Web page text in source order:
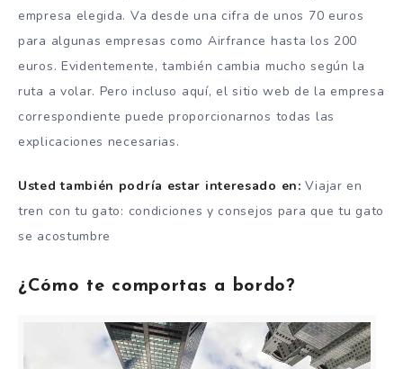
empresa elegida. Va desde una cifra de unos 70 euros
para algunas empresas como Airfrance hasta los 200
euros. Evidentemente, también cambia mucho según la
ruta a volar. Pero incluso aquí, el sitio web de la empresa
correspondiente puede proporcionarnos todas las
explicaciones necesarias.
Usted también podría estar interesado en: Viajar en
tren con tu gato: condiciones y consejos para que tu gato
se acostumbre
¿Cómo te comportas a bordo?